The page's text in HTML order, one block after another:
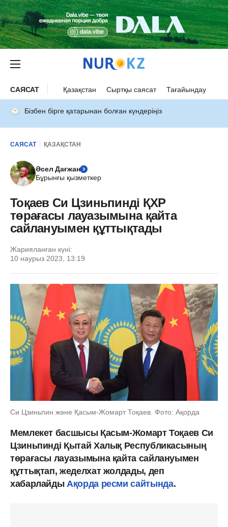
САЯСАТ Қазақстан Сыртқы саясат Тағайындау
Бізбен бірге қатарынан болған күндеріңіз
САЯСАТ ҚАЗАҚСТАН
Әсел Дағжан
Бұрынғы қызметкер
Тоқаев Си Цзиньпинді ҚХР
төрағасы лауазымына қайта
сайлануымен құттықтады
Жарияланған күні:
10 наурыз 2023, 13:19
Си Цзиньпин және Қасым-Жомарт Тоқаев. Фото: Ақорда
Мемлекет басшысы Қасым-Жомарт Тоқаев Си
Цзиньпинді Қытай Халық Республикасының
төрағасы лауазымына қайта сайлануымен
құттықтап, жеделхат жолдады, деп
хабарлайды Ақорда ресми сайтында.